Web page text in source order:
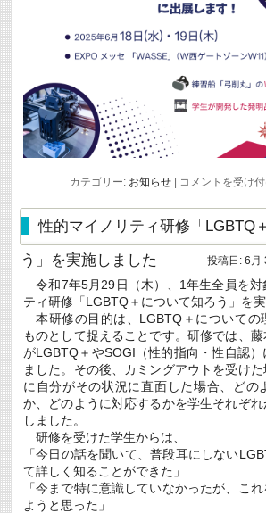
カテゴリー: お知らせ
EXPO2025
阪・
関
西
万
専
未
来
チ
ャ
レ
ン
ジ」
に
出
ま
す！
コメントを受け
性的マイノリティ研修「LGBTQ
う」を実施しました
投稿日: 6月
令和7年5月29日（木）、1年生全員を対
ティ研修「LGBTQ＋について知ろう」を実
本研修の目的は、LGBTQ＋についての
ものとして捉えることです。研修では、
がLGBTQ＋やSOGI（性的指向・性自認
ました。その後、カミングアウトを受け
に自分がその状況に直面した場合、どの
か、どのように対応するかを学生それぞ
しました。
研修を受けた学生からは、
「今日の話を聞いて、普段耳にしない
て詳しく知ることができた」
「今まで特に意識していなかったが、こ
ようと思った」